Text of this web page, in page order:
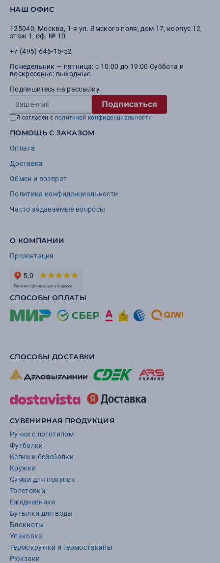
НАШ ОФИС
125040, Москва, 1-я ул. Ямского поля, дом 17, корпус 12,
этаж 1, оф. № 10
+7 (495) 646-15-52
Понедельник — пятница: с 10:00 до 19:00 Суббота и
воскресенье: выходные
Подпишитесь на рассылку
Подписаться
Я согласен с политикой конфиденциальности
ПОМОЩЬ С ЗАКАЗОМ
Оплата
Доставка
Обмен и возврат
Политика конфиденциальности
Часто задаваемые вопросы
О КОМПАНИИ
Презентация
СПОСОБЫ ОПЛАТЫ
СПОСОБЫ ДОСТАВКИ
СУВЕНИРНАЯ ПРОДУКЦИЯ
Ручки с логотипом
Футболки
Кепки и бейсболки
Кружки
Сумки для покупок
Толстовки
Ежедневники
Бутылки для воды
Блокноты
Упаковка
Термокружки и термостаканы
Рюкзаки